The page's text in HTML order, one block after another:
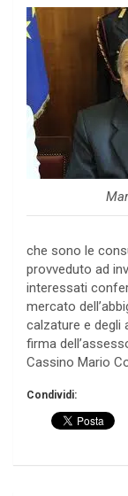
che sono le
provveduto ad
interessati
mercato
calzature e degli
firma
Cassino Mario
Condividi: